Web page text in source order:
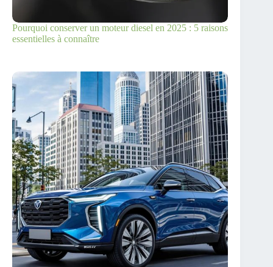
Pourquoi conserver un moteur diesel en 2025 : 5 raisons
essentielles à connaître